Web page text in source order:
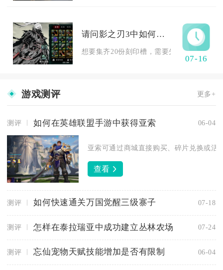
请问影之刃3中如何获得20份刻印槽
想要集齐20份刻印槽，需要先解锁刻印系
07-16
游戏测评 更多+
测评 如何在英雄联盟手游中获得亚索 06-04
亚索可通过商城直接购买、碎片兑换或活
查看
测评 如何快速通关万国觉醒三级寨子 07-18
测评 怎样在泰拉瑞亚中成功建立丛林农场 07-24
测评 忘仙宠物天赋技能增加是否有限制 06-04